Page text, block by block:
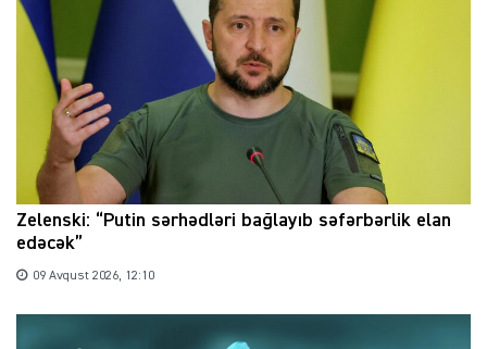
Zelenski: “Putin sərhədləri bağlayıb səfərbərlik elan
edəcək”
09 Avqust 2026, 12:10